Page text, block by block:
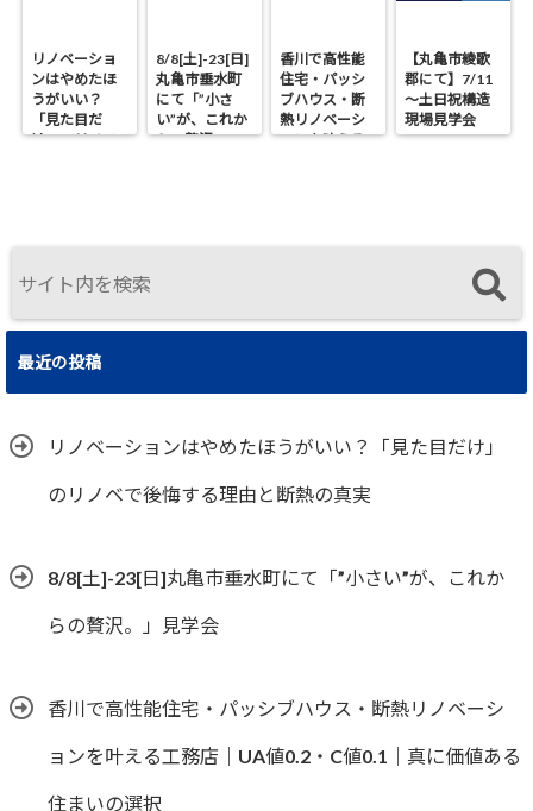
リノベーショ
ンはやめたほ
うがいい？
「見た目だ
け」のリノベ
8/8[土]-23[日]
丸亀市垂水町
にて「”小さ
い”が、これか
らの贅沢。」
香川で高性能
住宅・パッシ
ブハウス・断
熱リノベーシ
ョンを叶える
【丸亀市綾歌
郡にて】7/11
～土日祝構造
現場見学会
最近の投稿
リノベーションはやめたほうがいい？「見た目だけ」
のリノベで後悔する理由と断熱の真実
8/8[土]-23[日]丸亀市垂水町にて「”小さい”が、これか
らの贅沢。」見学会
香川で高性能住宅・パッシブハウス・断熱リノベーシ
ョンを叶える工務店｜UA値0.2・C値0.1｜真に価値ある
住まいの選択